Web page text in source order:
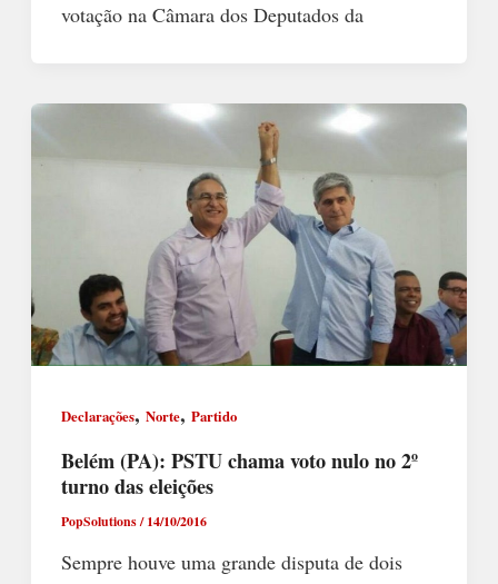
votação na Câmara dos Deputados da
Declarações, Norte, Partido
Belém (PA): PSTU chama voto nulo no 2º
turno das eleições
PopSolutions/14/10/2016
Sempre houve uma grande disputa de dois